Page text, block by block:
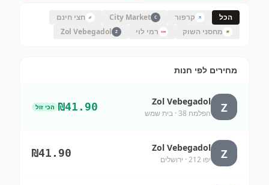
הכל קרפור C
City Market
חצי חינם
מחסני השוק
רמי לוי Z
Zol Vebegadol
מחירים לפי חנות
Z
Zol Vebegadol
הפלמח 38 · בית שמש
₪41.90 הכי זול
Z
Zol Vebegadol
יפו 212 · ירושלים
₪41.90